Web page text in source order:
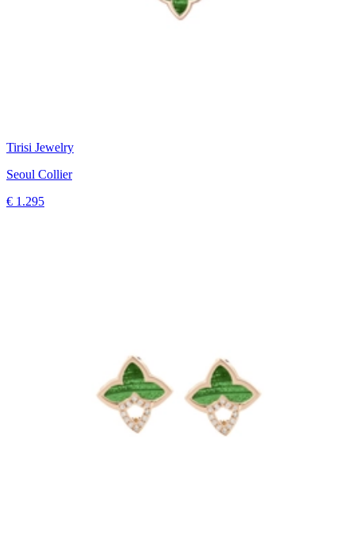
Tirisi Jewelry
Seoul Collier
€ 1.295